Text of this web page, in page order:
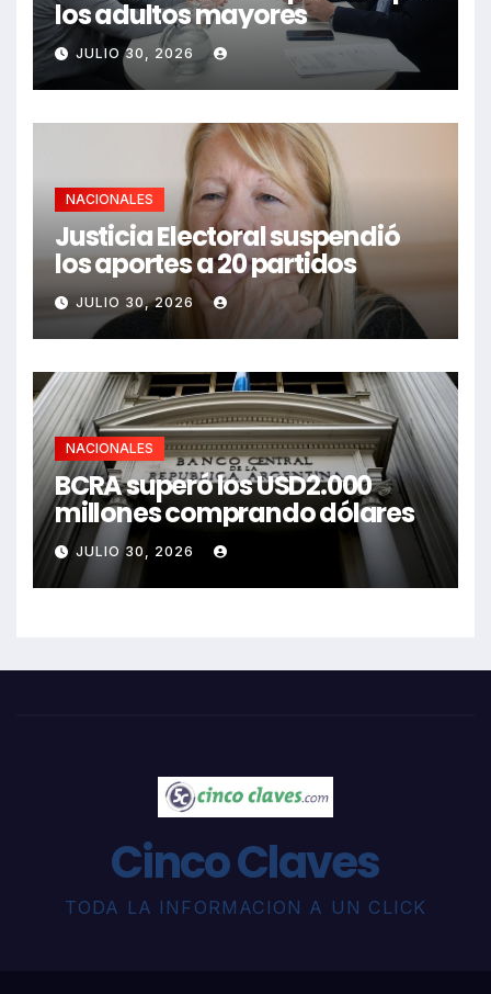
los adultos mayores
JULIO 30, 2026
NACIONALES
Justicia Electoral suspendió
los aportes a 20 partidos
JULIO 30, 2026
NACIONALES
BCRA superó los USD2.000
millones comprando dólares
JULIO 30, 2026
Cinco Claves
TODA LA INFORMACION A UN CLICK